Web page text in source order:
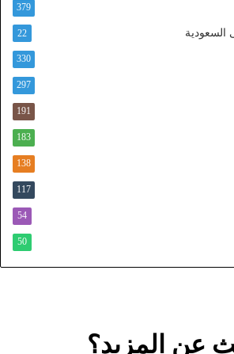
379
السعودية 22
330
297
191
183
138
117
54
50
عن المزيد؟